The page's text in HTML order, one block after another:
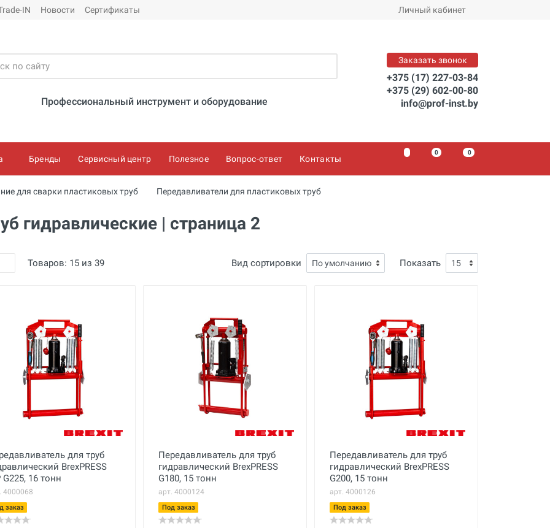
IN Новости Сертификаты Личный кабинет
Профессиональный инструмент и оборудование
Заказать звонок
+375 (17) 227-03-84
+375 (29) 602-00-80
info@prof-inst.by
Бренды Сервисный центр Полезное Вопрос-ответ Контакты
0 00
для сварки пластиковых труб
Передавливатели для пластиковых труб
гидравлические | страница 2
Товаров: 15 из 39 Вид сортировки Показать
для труб
BrexPRESS
G225, 16 тонн
4000068
заказ
Передавливатель для труб
гидравлический BrexPRESS
G180, 15 тонн
арт. 4000124
Под заказ
Передавливатель для труб
гидравлический BrexPRESS
G200, 15 тонн
арт. 4000126
Под заказ